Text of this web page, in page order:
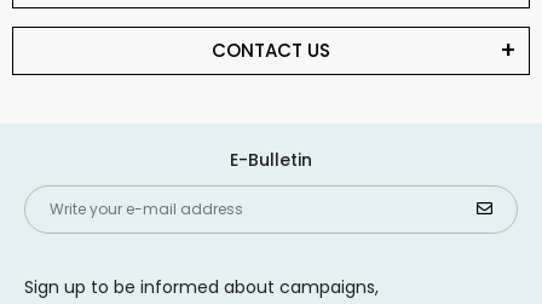
CONTACT US
E-Bulletin
Sign up to be informed about campaigns,